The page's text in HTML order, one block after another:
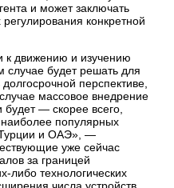
и может заключать
конкретной
к движению и изучению
будет решать для
перспективе,
массовое внедрение
— скорее всего,
популярных
Турции и ОАЭ», —
уже сейчас
за границей
либо технологических
числа устройств